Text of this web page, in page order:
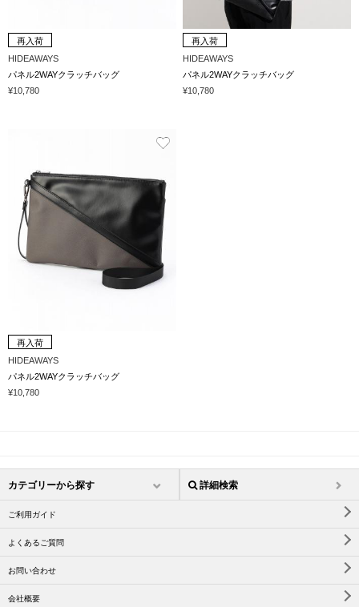
再入荷
HIDEAWAYS
パネル2WAYクラッチバッグ
¥10,780
再入荷
HIDEAWAYS
パネル2WAYクラッチバッグ
¥10,780
再入荷
HIDEAWAYS
パネル2WAYクラッチバッグ
¥10,780
カテゴリーから探す 詳細検索
ご利用ガイド
よくあるご質問
お問い合わせ
会社概要